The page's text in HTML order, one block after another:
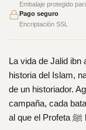
Embalaje protegido
Pago seguro
Encriptación SSL
La vida de Jalid ibn
historia del Islam,
de un historiador.
campaña, cada